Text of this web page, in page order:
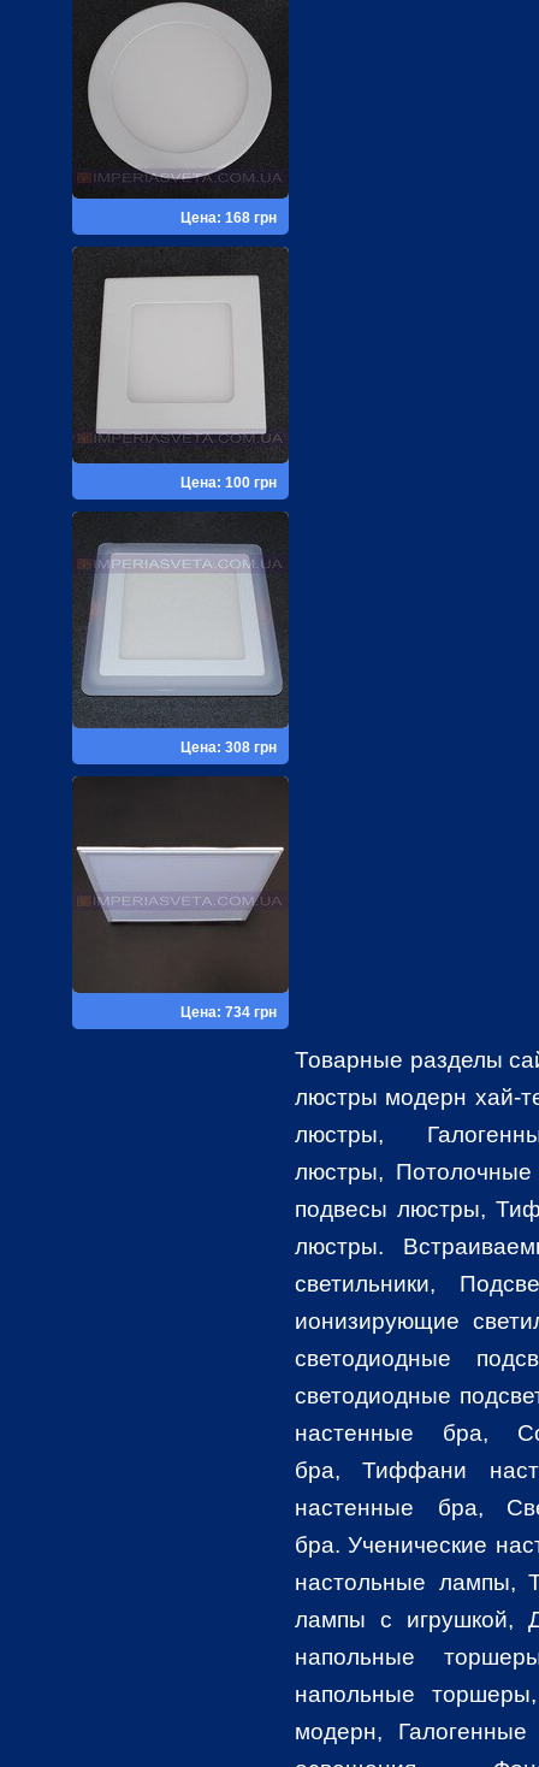
Цена: 168 грн
Цена: 100 грн
Цена: 308 грн
Цена: 734 грн
Товарные разделы
люстры модерн хай-
люстры,
люстры, Потолочные
подвесы люстры,
люстры.
светильники,
ионизирующие
светодиодные
светодиодные
настенные бра,
бра, Тиффани
настенные бра,
бра. Ученические
настольные лампы,
лампы с игрушкой,
напольные
напольные
модерн,